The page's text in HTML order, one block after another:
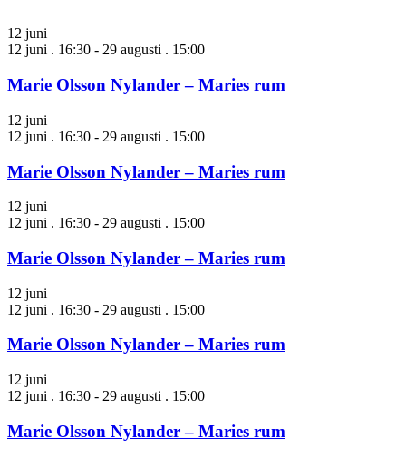
12 juni
12 juni . 16:30 - 29 augusti . 15:00
Marie Olsson Nylander – Maries rum
12 juni
12 juni . 16:30 - 29 augusti . 15:00
Marie Olsson Nylander – Maries rum
12 juni
12 juni . 16:30 - 29 augusti . 15:00
Marie Olsson Nylander – Maries rum
12 juni
12 juni . 16:30 - 29 augusti . 15:00
Marie Olsson Nylander – Maries rum
12 juni
12 juni . 16:30 - 29 augusti . 15:00
Marie Olsson Nylander – Maries rum